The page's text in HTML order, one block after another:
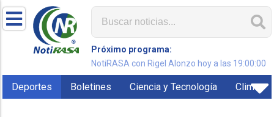
Próximo programa:
NotiRASA con Rigel Alonzo hoy a las 19:00:00
Deportes Boletines Ciencia y Tecnología Clima